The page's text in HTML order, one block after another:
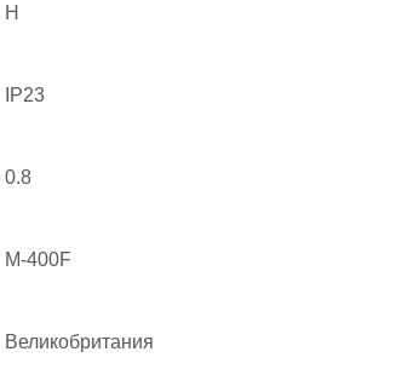
H
IP23
0.8
M-400F
Великобритания